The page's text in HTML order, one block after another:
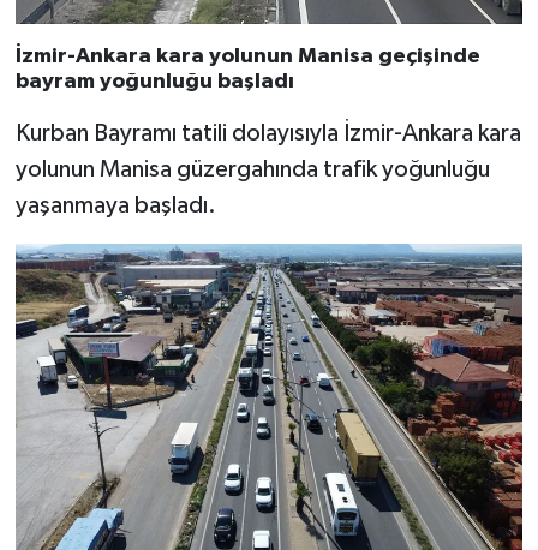
İzmir-Ankara kara yolunun Manisa geçişinde
bayram yoğunluğu başladı
Kurban Bayramı tatili dolayısıyla İzmir-Ankara kara
yolunun Manisa güzergahında trafik yoğunluğu
yaşanmaya başladı.
Yaşam